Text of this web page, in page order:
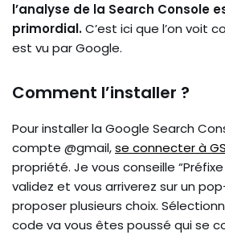
l’analyse de la Search Console
primordial.C’est ici que l’on voit
est vu par Google.
Comment l’installer ?
Pour installer la Google Search
compte @gmail,se connecter à
propriété. Je vous conseille
validez et vous arriverez sur un
proposer plusieurs choix.
code va vous êtes poussé qui se